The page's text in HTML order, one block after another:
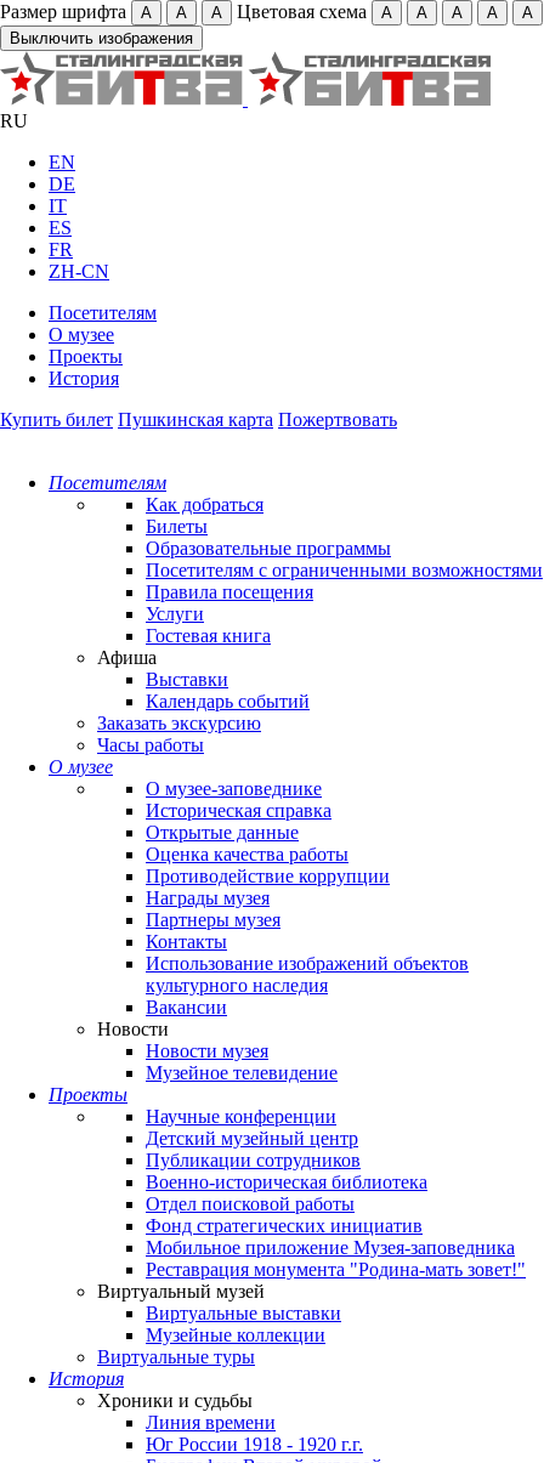
Размер шрифта А А А Цветовая схема А А А А
А
Выключить изображения
RU
EN
DE
IT
ES
FR
ZH-CN
Посетителям
О музее
Проекты
История
Купить билет Пушкинская карта Пожертвовать
Посетителям
Как добраться
Билеты
Образовательные программы
Посетителям с ограниченными возможностями
Правила посещения
Услуги
Гостевая книга
Афиша
Выставки
Календарь событий
Заказать экскурсию
Часы работы
О музее
О музее-заповеднике
Историческая справка
Открытые данные
Оценка качества работы
Противодействие коррупции
Награды музея
Партнеры музея
Контакты
Использование изображений объектов
культурного наследия
Вакансии
Новости
Новости музея
Музейное телевидение
Проекты
Научные конференции
Детский музейный центр
Публикации сотрудников
Военно-историческая библиотека
Отдел поисковой работы
Фонд стратегических инициатив
Мобильное приложение Музея-заповедника
Реставрация монумента "Родина-мать зовет!"
Виртуальный музей
Виртуальные выставки
Музейные коллекции
Виртуальные туры
История
Хроники и судьбы
Линия времени
Юг России 1918 - 1920 г.г.